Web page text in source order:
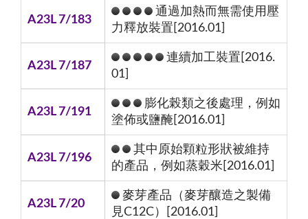
A23L 7/183
通過加熱而無需使用壓
力釋放裝置[2016.01]
A23L 7/187
連續加工裝置[2016.
01]
A23L 7/191
膨化榖類之後處理，例如
塗佈或鹽醃[2016.01]
A23L 7/196
其中原始顆粒形狀被維持
的產品，例如蒸穀米[2016.01]
A23L 7/20
麥芽產品（麥芽釀造之製備
見C12C）[2016.01]